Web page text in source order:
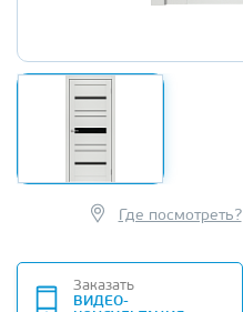
Где посмотреть?
Заказать
ВИДЕО-